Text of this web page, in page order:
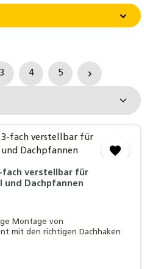
Seite
3
Seite
4
Seite
5
fach verstellbar für
und Dachpfannen
Montage von
mit den richtigen Dachhaken